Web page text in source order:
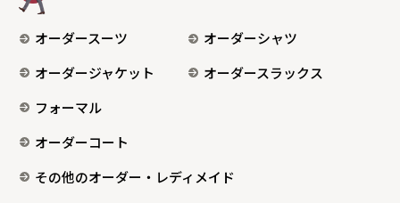
オーダースーツ
オーダーシャツ
オーダージャケット
オーダースラックス
フォーマル
オーダーコート
その他のオーダー・レディメイド